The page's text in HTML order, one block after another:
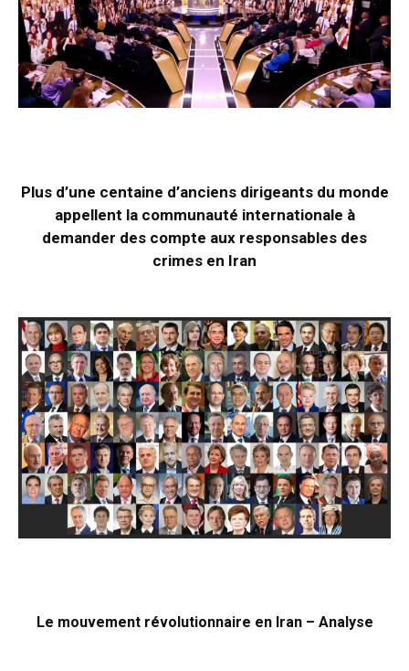
Plus d’une centaine d’anciens dirigeants du monde
appellent la communauté internationale à
demander des compte aux responsables des
crimes en Iran
Le mouvement révolutionnaire en Iran – Analyse